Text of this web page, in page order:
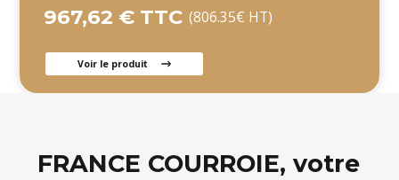
967,62 € TTC (806.35€ HT)
Voir le produit
FRANCE COURROIE, votre